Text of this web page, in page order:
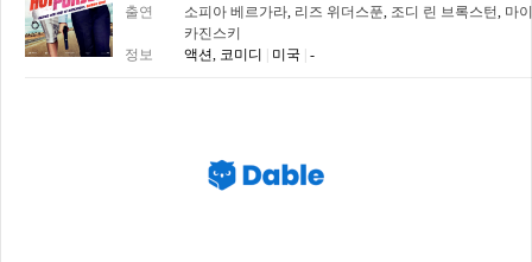
출연
소피아 베르가라 리즈 위더스푼 조디 린 브록스턴 마
카진스키
정보
액션, 코미디 | 미국 | -